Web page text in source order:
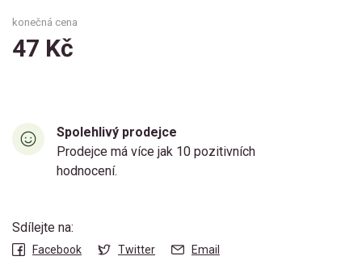
konečná cena
47 Kč
Spolehlivý prodejce
Prodejce má více jak 10 pozitivních
hodnocení.
Sdílejte na:
Facebook Twitter Email